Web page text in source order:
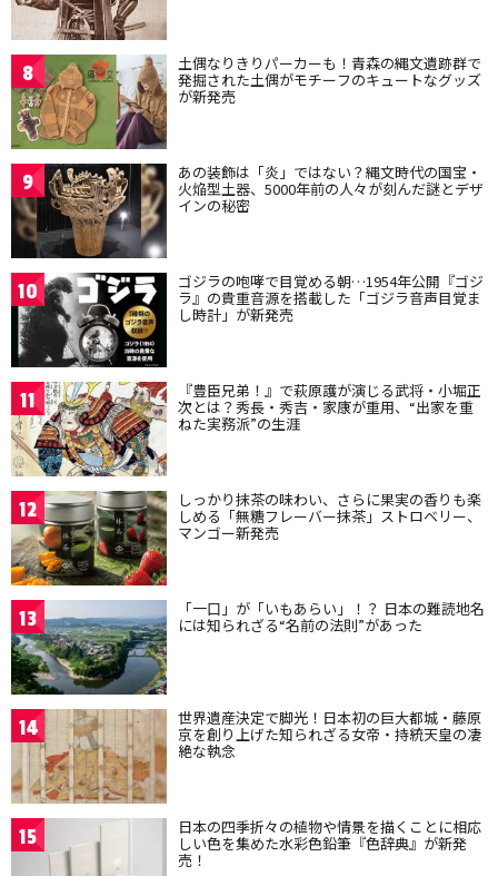
8 土偶なりきりパーカーも！青森の縄文遺跡群で
発掘された土偶がモチーフのキュートなグッズ
が新発売
9 あの装飾は「炎」ではない？縄文時代の国宝・
火焔型土器、5000年前の人々が刻んだ謎とデザ
インの秘密
10 ゴジラの咆哮で目覚める朝…1954年公開『ゴジ
ラ』の貴重音源を搭載した「ゴジラ音声目覚ま
し時計」が新発売
11 『豊臣兄弟！』で萩原護が演じる武将・小堀正
次とは？秀長・秀吉・家康が重用、“出家を重
ねた実務派”の生涯
12 しっかり抹茶の味わい、さらに果実の香りも楽
しめる「無糖フレーバー抹茶」ストロベリー、
マンゴー新発売
13 「一口」が「いもあらい」！？ 日本の難読地名
には知られざる“名前の法則”があった
14 世界遺産決定で脚光！日本初の巨大都城・藤原
京を創り上げた知られざる女帝・持統天皇の凄
絶な執念
15 日本の四季折々の植物や情景を描くことに相応
しい色を集めた水彩色鉛筆『色辞典』が新発
売！